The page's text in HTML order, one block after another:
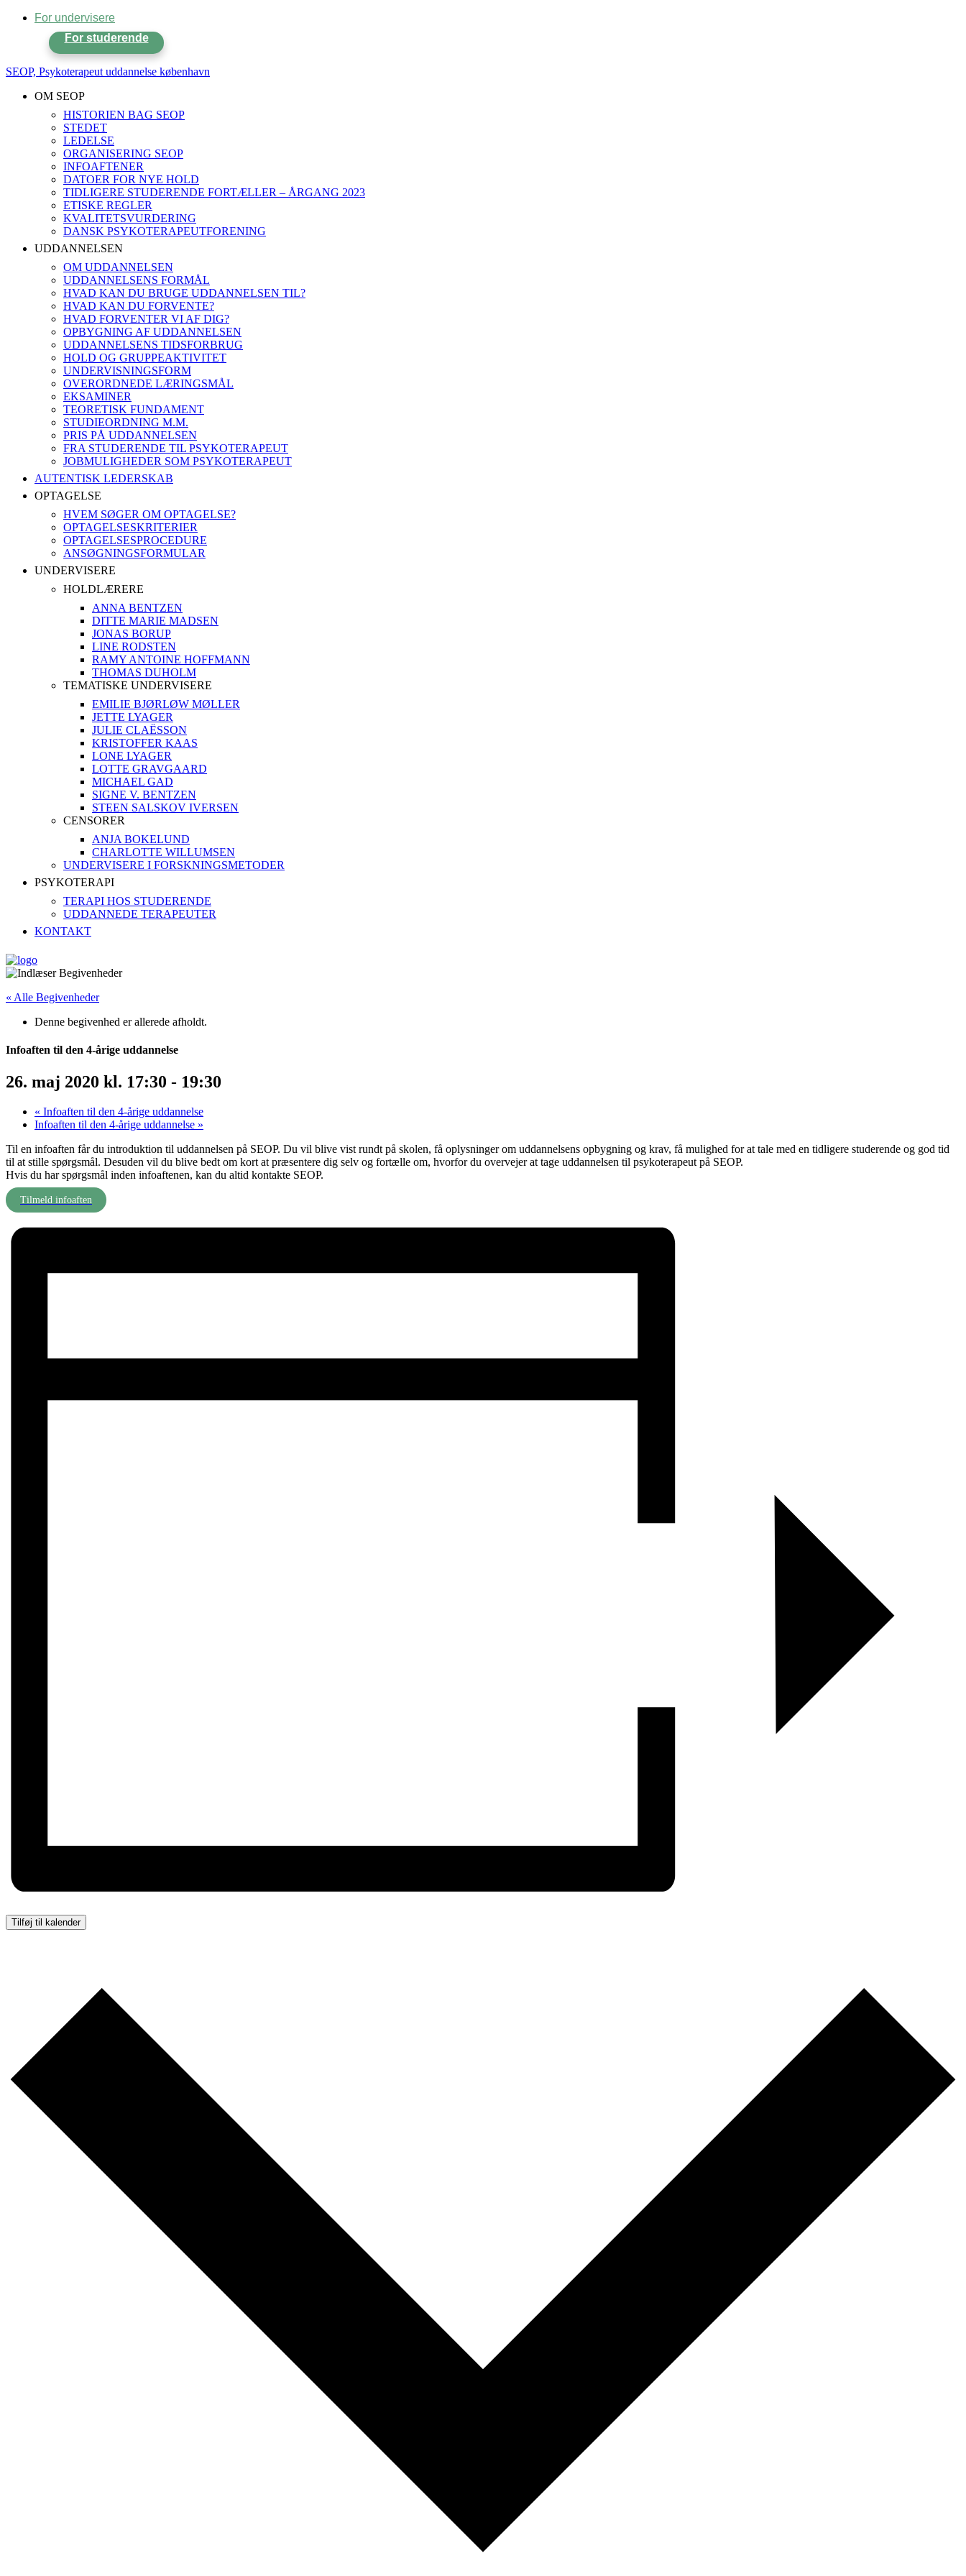
For undervisere
For studerende
SEOP, Psykoterapeut uddannelse københavn
OM SEOP
HISTORIEN BAG SEOP
STEDET
LEDELSE
ORGANISERING SEOP
INFOAFTENER
DATOER FOR NYE HOLD
TIDLIGERE STUDERENDE FORTÆLLER – ÅRGANG 2023
ETISKE REGLER
KVALITETSVURDERING
DANSK PSYKOTERAPEUTFORENING
UDDANNELSEN
OM UDDANNELSEN
UDDANNELSENS FORMÅL
HVAD KAN DU BRUGE UDDANNELSEN TIL?
HVAD KAN DU FORVENTE?
HVAD FORVENTER VI AF DIG?
OPBYGNING AF UDDANNELSEN
UDDANNELSENS TIDSFORBRUG
HOLD OG GRUPPEAKTIVITET
UNDERVISNINGSFORM
OVERORDNEDE LÆRINGSMÅL
EKSAMINER
TEORETISK FUNDAMENT
STUDIEORDNING M.M.
PRIS PÅ UDDANNELSEN
FRA STUDERENDE TIL PSYKOTERAPEUT
JOBMULIGHEDER SOM PSYKOTERAPEUT
AUTENTISK LEDERSKAB
OPTAGELSE
HVEM SØGER OM OPTAGELSE?
OPTAGELSESKRITERIER
OPTAGELSESPROCEDURE
ANSØGNINGSFORMULAR
UNDERVISERE
HOLDLÆRERE
ANNA BENTZEN
DITTE MARIE MADSEN
JONAS BORUP
LINE RODSTEN
RAMY ANTOINE HOFFMANN
THOMAS DUHOLM
TEMATISKE UNDERVISERE
EMILIE BJØRLØW MØLLER
JETTE LYAGER
JULIE CLAËSSON
KRISTOFFER KAAS
LONE LYAGER
LOTTE GRAVGAARD
MICHAEL GAD
SIGNE V. BENTZEN
STEEN SALSKOV IVERSEN
CENSORER
ANJA BOKELUND
CHARLOTTE WILLUMSEN
UNDERVISERE I FORSKNINGSMETODER
PSYKOTERAPI
TERAPI HOS STUDERENDE
UDDANNEDE TERAPEUTER
KONTAKT
« Alle Begivenheder
Denne begivenhed er allerede afholdt.
Infoaften til den 4-årige uddannelse
26. maj 2020 kl. 17:30 - 19:30
« Infoaften til den 4-årige uddannelse
Infoaften til den 4-årige uddannelse »
Til en infoaften får du introduktion til uddannelsen på SEOP. Du vil blive vist rundt på skolen, få oplysninger om uddannelsens opbygning og krav, få mulighed for at tale med en tidligere studerende og god tid
til at stille spørgsmål. Desuden vil du blive bedt om kort at præsentere dig selv og fortælle om, hvorfor du overvejer at tage uddannelsen til psykoterapeut på SEOP.
Hvis du har spørgsmål inden infoaftenen, kan du altid kontakte SEOP.
Tilmeld infoaften
Tilføj til kalender